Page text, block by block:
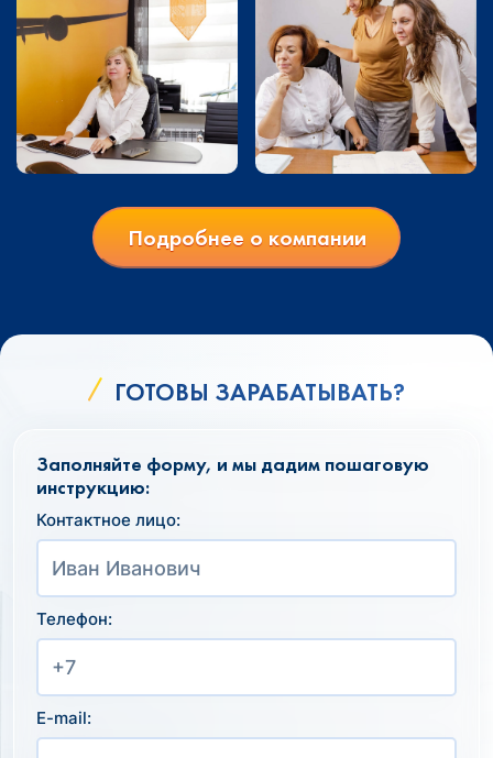
Подробнее о компании
ГОТОВЫ ЗАРАБАТЫВАТЬ?
Заполняйте форму, и мы дадим пошаговую
инструкцию:
Контактное лицо:
Телефон:
E-mail: